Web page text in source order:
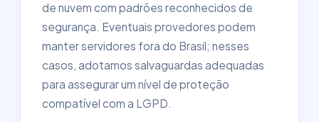
de nuvem com padrões reconhecidos de
segurança. Eventuais provedores podem
manter servidores fora do Brasil; nesses
casos, adotamos salvaguardas adequadas
para assegurar um nível de proteção
compatível com a LGPD.